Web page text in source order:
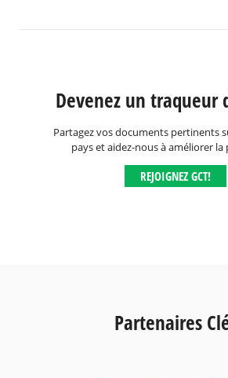
Devenez un traqueur
Partagez vos documents pertinents
pays et aidez-nous à améliorer
REJOIGNEZ GCT!
Partenaires